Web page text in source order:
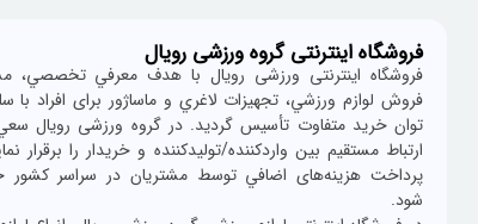
فروشگاه اینترنتی گروه ورزشی رویال
فروشگاه اينترنتی ورزشی رویال با هدف معرفي تخصصي،
فروش لوازم ورزشي، تجهيزات لاغري و ماساژور برای افراد با
توان خريد متفاوت تأسيس گرديد. در گروه ورزشی رویال
ارتباط مستقيم بين واردكننده/توليدكننده و خريدار را برقرار
پرداخت هزينه‌های اضافي توسط مشتريان در سراسر كشور
شود.